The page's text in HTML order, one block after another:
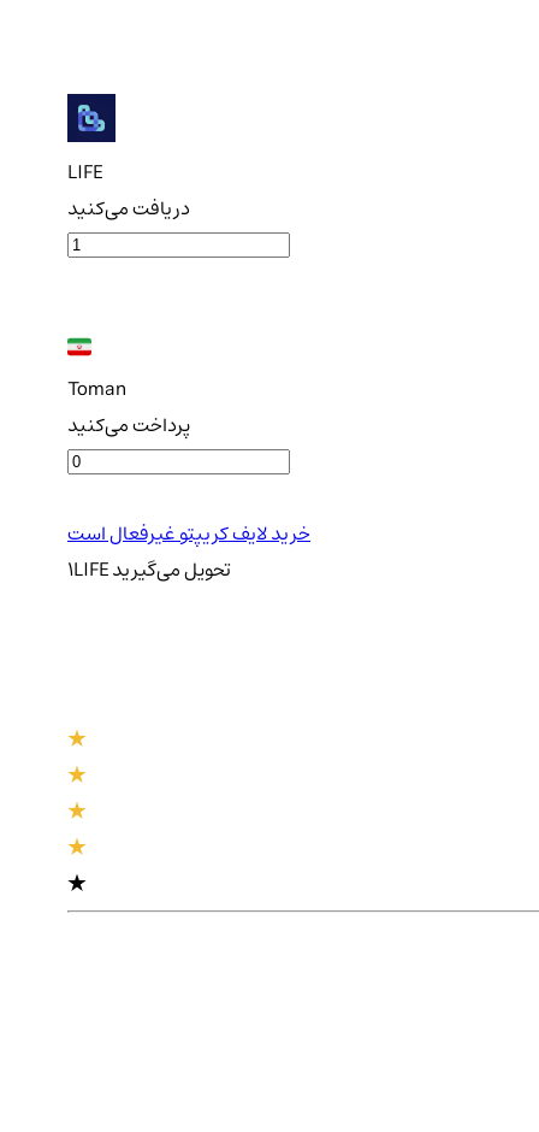
LIFE
دریافت می‌کنید
Toman
پرداخت می‌کنید
خرید لایف کریپتو غیرفعال است
1LIFE تحویلمی‌گیرید